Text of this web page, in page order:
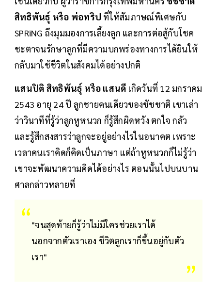
สิทธิพันธุ์ หรือ พ่อทริป ที่ให้สัมภาษณ์พิเศษกับ
SPRiNG ถึงมุมมองการเลี้ยงลูก และการต่อสู้กับโชค
ชะตาจนรักษาลูกที่มีความบกพร่องทางการได้ยินให้
กลับมาใช้ชีวิตในสังคมได้อย่างปกติ
แสนปิติ สิทธิพันธุ์ หรือ แสนดี เกิดวันที่ 12 มกราคม
2543 อายุ 24 ปี ลูกชายคนเดียวของชัชชาติ เขาเล่า
ว่าวินาทีที่รู้ว่าลูกหูหนวก ก็รู้สึกผิดหวัง ตกใจ กลัว
และรู้สึกสงสารว่าลูกจะอยู่อย่างไรในอนาคต เพราะ
เวลาคนเราคิดก็คิดเป็นภาษา แต่ถ้าหูหนวกก็ไม่รู้ว่า
เขาจะพัฒนาความคิดได้อย่างไร ตอนนั้นไปบนบาน
ศาลกล่าวหลายที่
"จนสุดท้ายก็รู้ว่าไม่มีใครช่วยเราได้
นอกจากตัวเราเอง ชีวิตลูกเราก็ขึ้นอยู่กับตัว
เรา"